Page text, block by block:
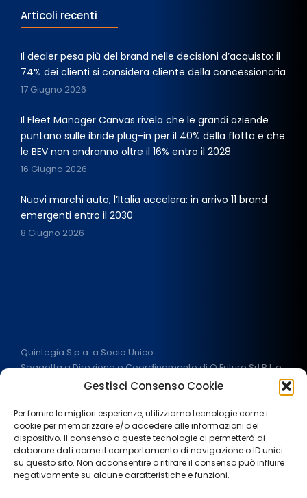
Gestisci Consenso Cookie
Per fornire le migliori esperienze, utilizziamo tecnologie come i
cookie per memorizzare e/o accedere alle informazioni del
dispositivo. Il consenso a queste tecnologie ci permetterà di
elaborare dati come il comportamento di navigazione o ID unici
su questo sito. Non acconsentire o ritirare il consenso può influire
negativamente su alcune caratteristiche e funzioni.
Articoli recenti
Il dealer pesa più del brand nelle decisioni d’acquisto: il
74% dei clienti si considera cliente della concessionaria
17 Giugno 2026
Il Fleet Manager Canvas rivela che le grandi aziende
puntano sulle ibride plug-in per il 40% della flotta e che
le BEV non andranno oltre il 16% entro il 2028
16 Giugno 2026
Nuovi marchi auto, l’Italia accelera: in arrivo 11 brand
emergenti entro il 2030
8 Giugno 2026
Quintegia S.p.a. a Socio Unico
Soggetta a Direzione e Coordinamento di Q Future Srl P.I. e
C.F. 05507380268
ALL RIGHT RESERVED 2026